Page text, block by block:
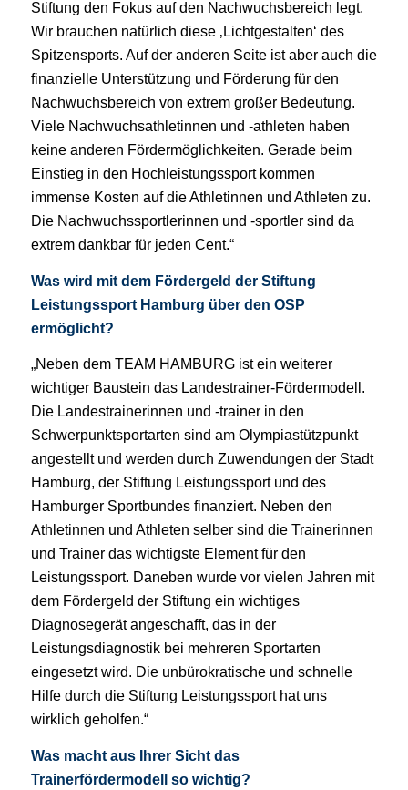
Stiftung den Fokus auf den Nachwuchsbereich legt.
Wir brauchen natürlich diese ‚Lichtgestalten‘ des
Spitzensports. Auf der anderen Seite ist aber auch die
finanzielle Unterstützung und Förderung für den
Nachwuchsbereich von extrem großer Bedeutung.
Viele Nachwuchsathletinnen und -athleten haben
keine anderen Fördermöglichkeiten. Gerade beim
Einstieg in den Hochleistungssport kommen
immense Kosten auf die Athletinnen und Athleten zu.
Die Nachwuchssportlerinnen und -sportler sind da
extrem dankbar für jeden Cent.“
Was wird mit dem Fördergeld der Stiftung
Leistungssport Hamburg über den OSP
ermöglicht?
„Neben dem TEAM HAMBURG ist ein weiterer
wichtiger Baustein das Landestrainer-Fördermodell.
Die Landestrainerinnen und -trainer in den
Schwerpunktsportarten sind am Olympiastützpunkt
angestellt und werden durch Zuwendungen der Stadt
Hamburg, der Stiftung Leistungssport und des
Hamburger Sportbundes finanziert. Neben den
Athletinnen und Athleten selber sind die Trainerinnen
und Trainer das wichtigste Element für den
Leistungssport. Daneben wurde vor vielen Jahren mit
dem Fördergeld der Stiftung ein wichtiges
Diagnosegerätangeschafft, das in der
Leistungsdiagnostik bei mehreren Sportarten
eingesetzt wird. Die unbürokratische und schnelle
Hilfe durch die Stiftung Leistungssport hat uns
wirklich geholfen.“
Was macht aus Ihrer Sicht das
Trainerfördermodell so wichtig?